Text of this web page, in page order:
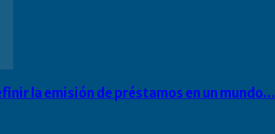
la emisión de préstamos en un mundo…